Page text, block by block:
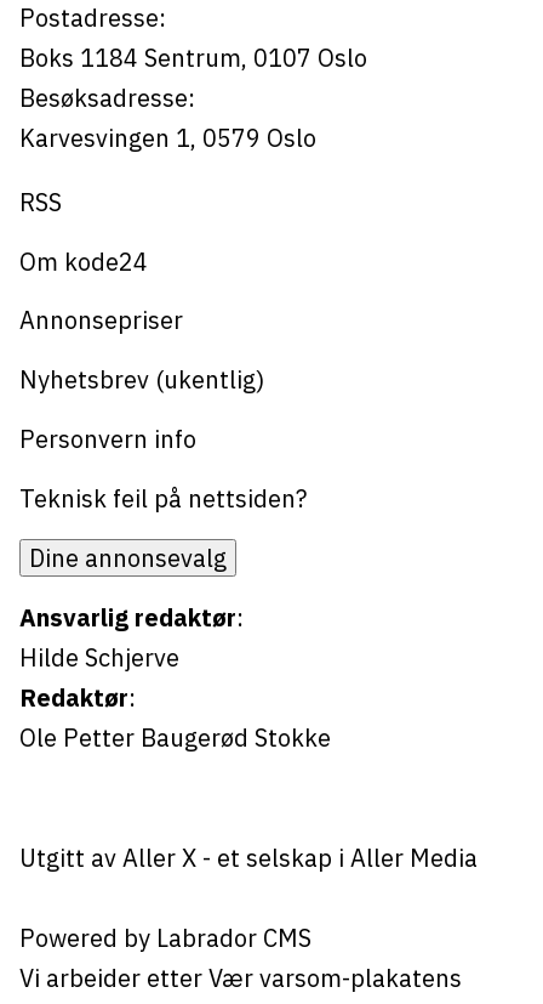
Postadresse:
Boks 1184 Sentrum, 0107 Oslo
Besøksadresse:
Karvesvingen 1, 0579 Oslo
RSS
Om kode24
Annonsepriser
Nyhetsbrev (ukentlig)
Personvern info
Teknisk feil på nettsiden?
Dine annonsevalg
Ansvarlig redaktør:
Hilde Schjerve
Redaktør:
Ole Petter Baugerød Stokke
Utgitt av Aller X- et selskap i Aller Media
Powered by Labrador CMS
Vi arbeider etter Vær varsom-plakatens